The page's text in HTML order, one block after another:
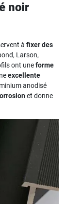
noir
à fixer des
Larson,
ont uneforme
excellente
anodisé
et donne